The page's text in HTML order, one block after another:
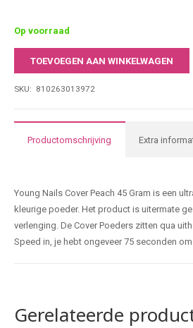
Op voorraad
Peach
TOEVOEGEN AAN WINKELWAGEN
SKU: 810263013972
Productomschrijving Extra
Young Nails Cover Peach 45 Gram is een
kleurige poeder. Het product is uitermate
verlenging. De Cover Poeders zitten qua
Speed in, je hebt ongeveer 75 seconden
Gerelateerde